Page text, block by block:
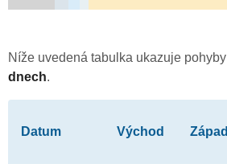
Níže uvedená tabulka ukazuje pohyby
dnech.
Datum Východ Západ